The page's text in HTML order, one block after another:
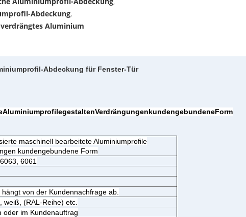
Abdeckung,
Aluminium
Abdeckung für Fenster-Tür
maschinell bearbeitete Aluminiumprofile
kundengebundene Form
6061
von der Kundennachfrage ab.
weiß, (RAL-Reihe) etc.
oder im Kundenauftrag